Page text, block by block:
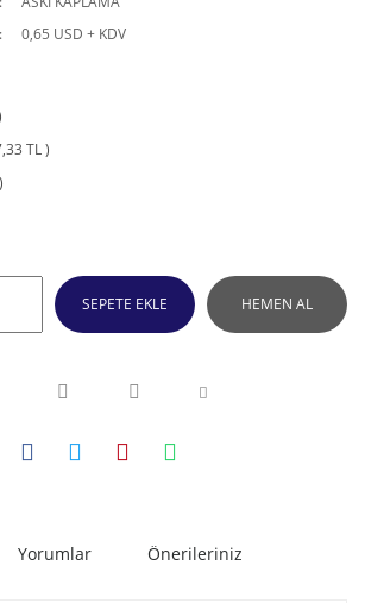
0,65 USD + KDV
TL )
SEPETE EKLE HEMEN AL
Yorumlar Önerileriniz